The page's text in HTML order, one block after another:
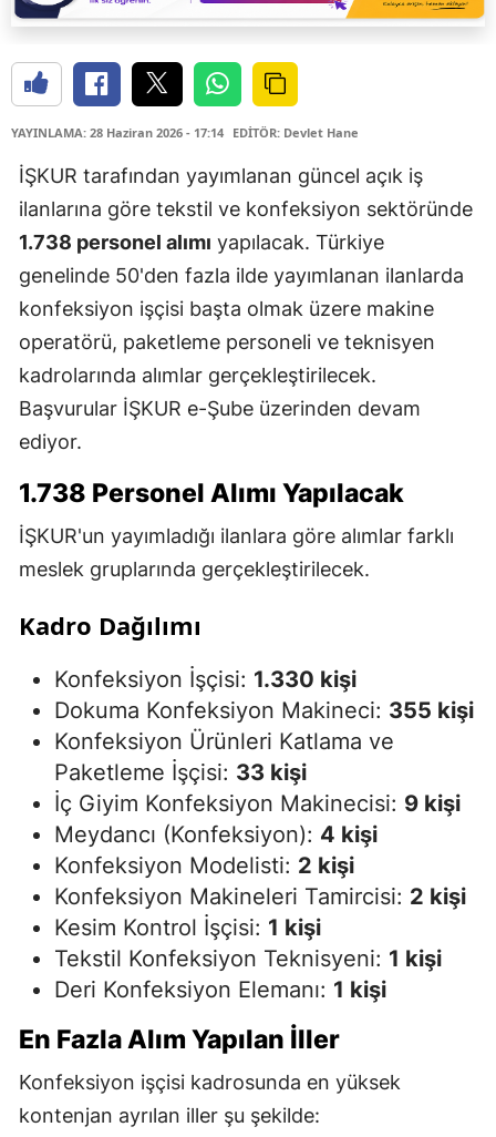
YAYINLAMA: 28 Haziran 2026 - 17:14 EDİTÖR: Devlet Hane
İŞKUR tarafından yayımlanan güncel açık iş
ilanlarına göre tekstil ve konfeksiyon sektöründe
1.738 personel alımı yapılacak. Türkiye
genelinde 50'den fazla ilde yayımlanan ilanlarda
konfeksiyon işçisi başta olmak üzere makine
operatörü, paketleme personeli ve teknisyen
kadrolarında alımlar gerçekleştirilecek.
Başvurular İŞKUR e-Şube üzerinden devam
ediyor.
1.738 Personel Alımı Yapılacak
İŞKUR'un yayımladığı ilanlara göre alımlar farklı
meslek gruplarında gerçekleştirilecek.
Kadro Dağılımı
Konfeksiyon İşçisi: 1.330 kişi
Dokuma Konfeksiyon Makineci: 355 kişi
Konfeksiyon Ürünleri Katlama ve
Paketleme İşçisi: 33 kişi
İç Giyim Konfeksiyon Makinecisi: 9 kişi
Meydancı (Konfeksiyon): 4 kişi
Konfeksiyon Modelisti: 2 kişi
Konfeksiyon Makineleri Tamircisi: 2 kişi
Kesim Kontrol İşçisi: 1 kişi
Tekstil Konfeksiyon Teknisyeni: 1 kişi
Deri Konfeksiyon Elemanı: 1 kişi
En Fazla Alım Yapılan İller
Konfeksiyon işçisi kadrosunda en yüksek
kontenjan ayrılan iller şu şekilde: